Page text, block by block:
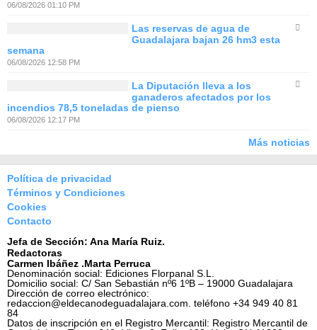
06/08/2026 01:10 PM
Las reservas de agua de
Guadalajara bajan 26 hm3 esta
semana
06/08/2026 12:58 PM
La Diputación lleva a los
ganaderos afectados por los
incendios 78,5 toneladas de pienso
06/08/2026 12:17 PM
Más noticias
Política de privacidad
Términos y Condiciones
Cookies
Contacto
Jefa de Sección: Ana María Ruiz.
Redactoras
Carmen Ibáñez .Marta Perruca
Denominación social: Ediciones Florpanal S.L.
Domicilio social: C/ San Sebastián nº6 1ºB – 19000 Guadalajara
Dirección de correo electrónico:
redaccion@eldecanodeguadalajara.com. teléfono +34 949 40 81
84
Datos de inscripción en el Registro Mercantil: Registro Mercantil de